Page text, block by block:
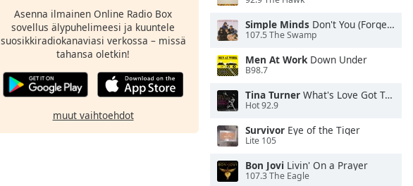
Asenna ilmainen Online Radio Box
sovellus älypuhelimeesi ja kuuntele
suosikkiradiokanaviasi verkossa – missä
tahansa oletkin!
muut vaihtoehdot
Simple Minds Don't You (Forget About Me)
107.5 The Swamp
Men At WorkDown Under
B98.7
Tina Turner What's Love Got To Do With It
Hot 92.9
Survivor Eye of the Tiger
Lite 105
Bon Jovi Livin' On a Prayer
107.3 The Eagle